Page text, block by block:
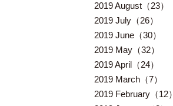
2019 August（23）
2019 July（26）
2019 June（30）
2019 May（32）
2019 April（24）
2019 March（7）
2019 February（12）